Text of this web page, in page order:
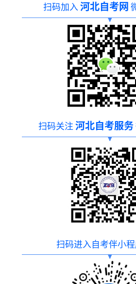
扫码加入 河北自考网
扫码关注 河北自考服务
扫码进入自考伴小